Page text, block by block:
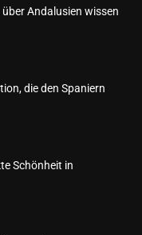
über Andalusien wissen
die den Spaniern
Schönheit in